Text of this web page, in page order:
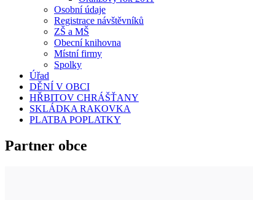
Osobní údaje
Registrace návštěvníků
ZŠ a MŠ
Obecní knihovna
Místní firmy
Spolky
Úřad
DĚNÍ V OBCI
HŘBITOV CHRÁŠŤANY
SKLÁDKA RAKOVKA
PLATBA POPLATKY
Partner obce